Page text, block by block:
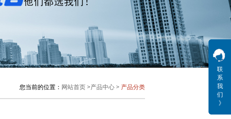
您当前的位置： 网站首页 >产品中心 > 产品分类
联
系
我
们
》